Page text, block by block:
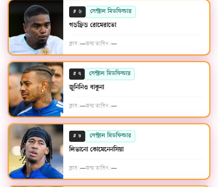
# ৬ সেন্ট্রাল মিডফিল্ডার
গডফ্রিড রোমেরাতো
ক্লাব:—জন্ম তারিখ:—
# ৭ সেন্ট্রাল মিডফিল্ডার
জুনিনিও বাকুনা
ক্লাব:—জন্ম তারিখ:—
# ৮ সেন্ট্রাল মিডফিল্ডার
লিভানো কোমেনেনসিয়া
ক্লাব:—জন্ম তারিখ:—